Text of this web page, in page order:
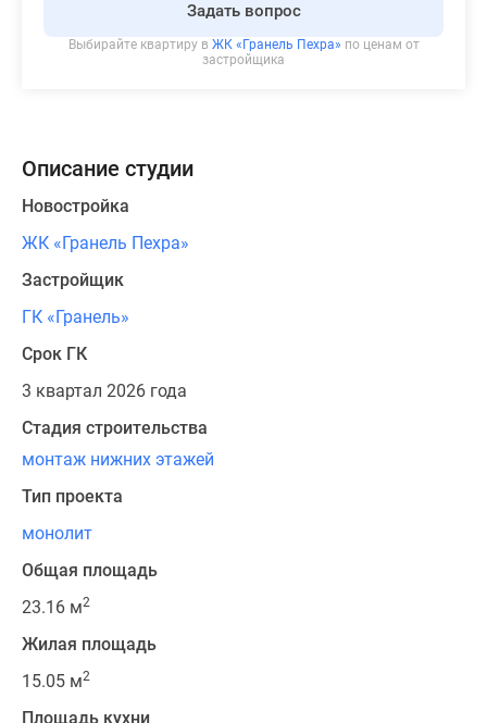
Задать вопрос
Выбирайте квартиру в ЖК «Гранель Пехра» по ценам от
застройщика
Описание студии
Новостройка
ЖК «Гранель Пехра»
Застройщик
ГК «Гранель»
Срок ГК
3 квартал 2026 года
Стадия строительства
монтаж нижних этажей
Тип проекта
монолит
Общая площадь
23.16 м2
Жилая площадь
15.05 м2
Площадь кухни